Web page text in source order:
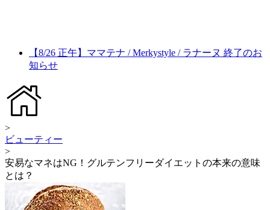
【8/26 正午】ママテナ / Merkystyle / ラナーヌ 終了のお
知らせ
>
ビューティー
>
安易なマネはNG！グルテンフリーダイエットの本来の意味
とは？